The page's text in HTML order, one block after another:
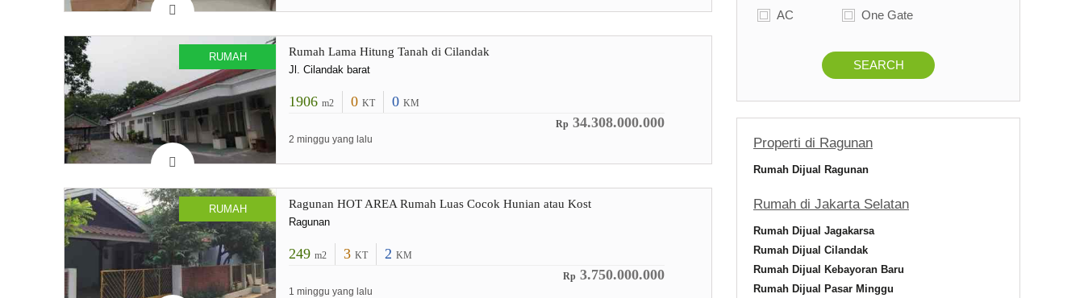
RUMAH Rumah Lama Hitung Tanah di Cilandak
Jl. Cilandak barat
1906 m2 0 KT 0 KM
Rp 34.308.000.000
2 minggu yang lalu
RUMAH Ragunan HOT AREA Rumah Luas Cocok Hunian atau Kost
Ragunan
249 m2 3 KT 2 KM
Rp 3.750.000.000
1 minggu yang lalu
AC One Gate
SEARCH
Properti di Ragunan
Rumah Dijual Ragunan
Rumah di Jakarta Selatan
Rumah Dijual Jagakarsa
Rumah Dijual Cilandak
Rumah Dijual Kebayoran Baru
Rumah Dijual Pasar Minggu